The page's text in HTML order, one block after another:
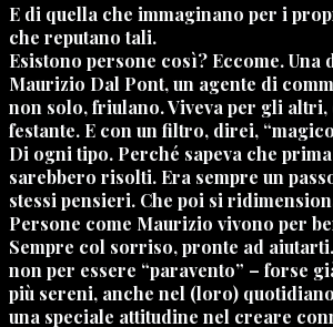
E di quella che immaginano per i
che reputano tali.
Esistono persone così? Eccome. Una
Maurizio Dal Pont, un agente di
non solo, friulano. Viveva per gli
festante. E con un filtro, direi,
Di ogni tipo. Perché sapeva che
sarebbero risolti. Era sempre un
stessi pensieri. Che poi si
Persone come Maurizio vivono per
Sempre col sorriso, pronte ad
non per essere “paravento” – forse
più sereni, anche nel (loro)
una speciale attitudine nel creare